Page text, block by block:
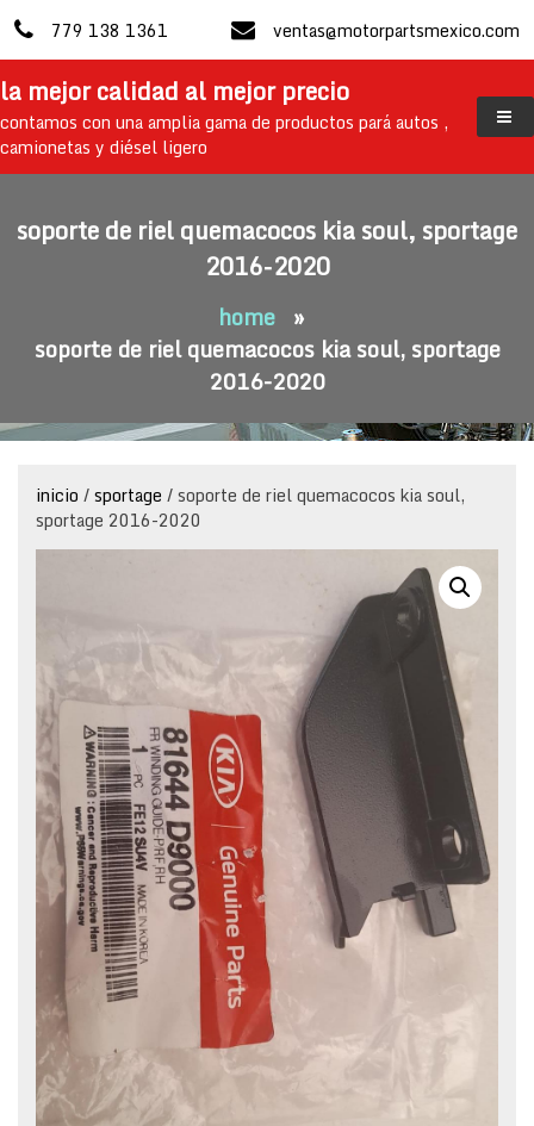
to
content
779 138 1361 ventas@motorpartsmexico.com
la mejor calidad al mejor precio
contamos con una amplia gama de productos pará autos ,
camionetas y diésel ligero
soporte de riel quemacocos kia soul, sportage
2016-2020
home »
soporte de riel quemacocos kia soul, sportage
2016-2020
inicio /sportage / soporte de riel quemacocos kia soul,
sportage 2016-2020